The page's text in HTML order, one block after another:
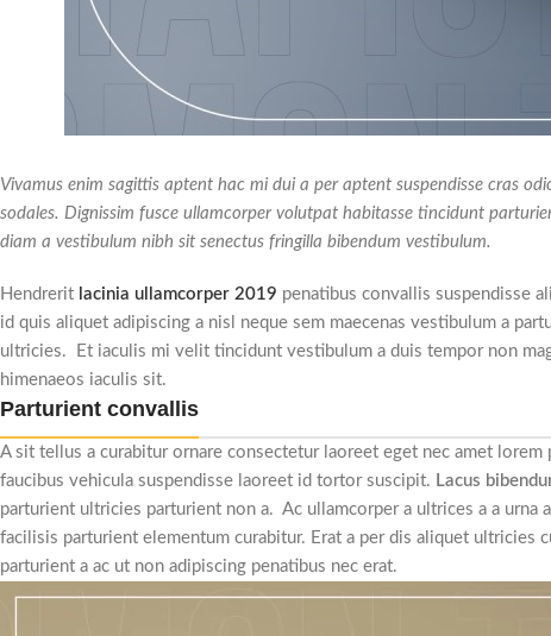
Vivamus enim sagittis aptent hac mi dui a per aptent suspendisse cras
sodales. Dignissim fusce ullamcorper volutpat habitasse tincidunt
diam a vestibulum nibh sit senectus fringilla bibendum vestibulum.
Hendrerit lacinia ullamcorper 2019 penatibus convallis suspendisse
id quis aliquet adipiscing a nisl neque sem maecenas vestibulum a
ultricies. Et iaculis mi velit tincidunt vestibulum a duis tempor non
himenaeos iaculis sit.
Parturient convallis
A sit tellus a curabitur ornare consectetur laoreet eget nec amet
faucibus vehicula suspendisse laoreet id tortor suscipit. Lacus
parturient ultricies parturient non a. Ac ullamcorper a ultrices a a
facilisis parturient elementum curabitur. Erat a per dis aliquet ultricies
parturient a ac ut non adipiscing penatibus nec erat.